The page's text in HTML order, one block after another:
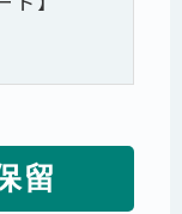
留